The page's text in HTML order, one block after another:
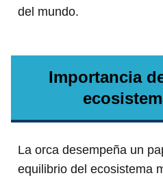
del mundo.
Importancia
La orca desempeña un
equilibrio del ecosistema